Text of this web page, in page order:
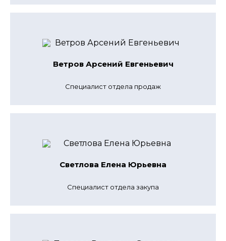
Ветров Арсений Евгеньевич
Cпециалист отдела продаж
Светлова Елена Юрьевна
Специалист отдела закупа